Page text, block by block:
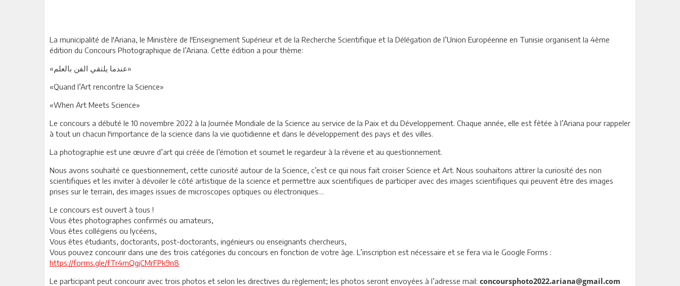
La municipalité de l'Ariana, le Ministère de l'Enseignement Supérieur et de la Recherche Scientifique et la Délégation de l’Union Européenne en Tunisie organisent la 4ème
édition du Concours Photographique de l’Ariana. Cette édition a pour thème:
«عندما يلتقي الفن بالعلم»
«Quand l’Art rencontre la Science»
«When Art Meets Science»
Le concours a débuté le 10 novembre 2022 à la Journée Mondiale de la Science au service de la Paix et du Développement. Chaque année, elle est fêtée à l’Ariana pour rappeler
à tout un chacun l'importance de la science dans la vie quotidienne et dans le développement des pays et des villes.
La photographie est une œuvre d’art qui créée de l’émotion et soumet le regardeur à la rêverie et au questionnement.
Nous avons souhaité ce questionnement, cette curiosité autour de la Science, c’est ce qui nous fait croiser Science et Art. Nous souhaitons attirer la curiosité des non
scientifiques et les inviter à dévoiler le côté artistique de la science et permettre aux scientifiques de participer avec des images scientifiques qui peuvent être des images
prises sur le terrain, des images issues de microscopes optiques ou électroniques…
Le concours est ouvert à tous !
Vous êtes photographes confirmés ou amateurs,
Vous êtes collégiens ou lycéens,
Vous êtes étudiants, doctorants, post-doctorants, ingénieurs ou enseignants chercheurs,
Vous pouvez concourir dans une des trois catégories du concours en fonction de votre âge. L’inscription est nécessaire et se fera via le Google Forms :
https://forms.gle/fTr4mQgjCMrFPk9n8
Le participant peut concourir avec trois photos et selon les directives du règlement; les photos seront envoyées à l’adresse mail: concoursphoto2022.ariana@gmail.com